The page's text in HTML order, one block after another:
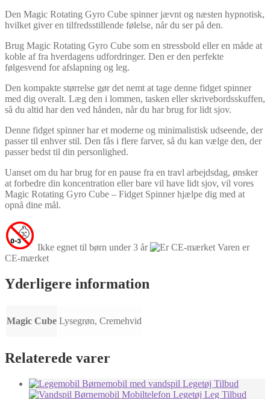
Den Magic Rotating Gyro Cube spinner jævnt og næsten hypnotisk,
hvilket giver en tilfredsstillende følelse, når du ser på den.
Brug Magic Rotating Gyro Cube som en stressbold eller en måde at
koble af fra hverdagens udfordringer. Den er den perfekte
følgesvend for afslapning og leg.
Den kompakte størrelse gør det nemt at tage denne fidget spinner
med dig overalt. Læg den i lommen, tasken eller skrivebordsskuffen,
så du altid har den ved hånden, når du har brug for lidt sjov.
Denne fidget spinner har et moderne og minimalistisk udseende, der
passer til enhver stil. Den fås i flere farver, så du kan vælge den, der
passer bedst til din personlighed.
Uanset om du har brug for en pause fra en travl arbejdsdag, ønsker
at forbedre din koncentration eller bare vil have lidt sjov, vil vores
Magic Rotating Gyro Cube – Fidget Spinner hjælpe dig med at
opnå dine mål.
Ikke egnet til børn under 3 år
Varen er
CE-mærket
Yderligere information
Magic Cube Lysegrøn, Cremehvid
Relaterede varer